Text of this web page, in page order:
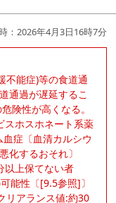
：2026年4月3日16時7分
不能症)等の食道通
通過が遅延するこ
険性が高くなる。
スホスホネート系薬
症〔血清カルシウ
化するおそれ〕
以上保てない者
能性〔[9.5参照]〕
リアランス値:約30